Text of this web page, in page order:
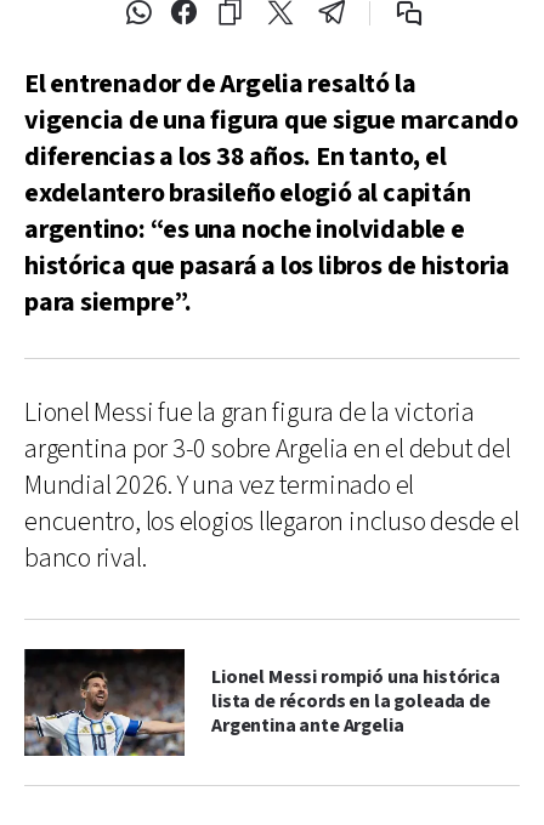
El entrenador de Argelia resaltó la
vigencia de una figura que sigue marcando
diferencias a los 38 años. En tanto, el
exdelantero brasileño elogió al capitán
argentino: “es una noche inolvidable e
histórica que pasará a los libros de historia
para siempre”.
Lionel Messi fue la gran figura de la victoria
argentina por 3-0 sobre Argelia en el debut del
Mundial 2026. Y una vez terminado el
encuentro, los elogios llegaron incluso desde el
banco rival.
Lionel Messi rompió una histórica
lista de récords en la goleada de
Argentina ante Argelia